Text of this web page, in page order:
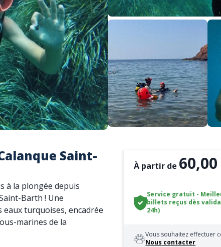
Saint-
à la plongée depuis
Barth ! Une
eaux turquoises, encadrée
marines de la
À partir de
Service gratuit -
billets reçus dès
24h)
Vous souhaitez effectuer
Nous contacter